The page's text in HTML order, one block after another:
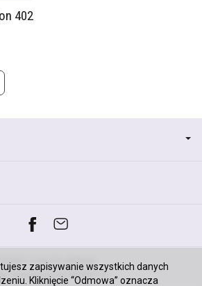
402
*) brutto +
koszty dostawy
internetowy SOTESHOP AI
zapisywanie wszystkich danych
Kliknięcie “Odmowa” oznacza